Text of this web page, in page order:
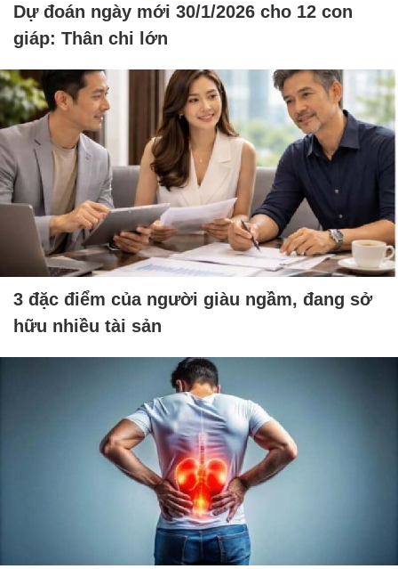
Dự đoán ngày mới 30/1/2026 cho 12 con
giáp: Thân chi lớn
3 đặc điểm của người giàu ngầm, đang sở
hữu nhiều tài sản